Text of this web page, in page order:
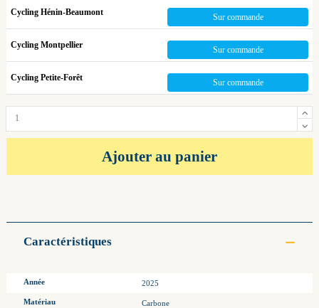
Cycling Hénin-Beaumont Sur commande
Cycling Montpellier Sur commande
Cycling Petite-Forêt Sur commande
Ajouter au panier
Caractéristiques
Année 2025
Matériau Carbone